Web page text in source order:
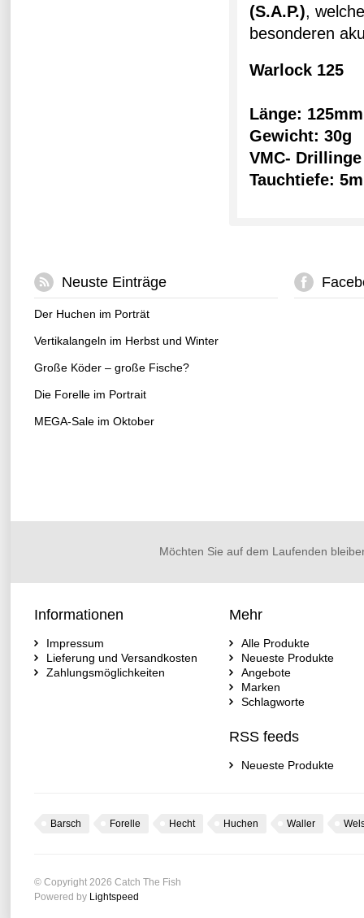
(S.A.P.),
besonderen
Warlock 125
Länge: 125mm
Gewicht: 30g
VMC- Drillinge
Tauchtiefe: 5m
Neuste Einträge
Der Huchen im Porträt
Vertikalangeln im Herbst und Winter
Große Köder – große Fische?
Die Forelle im Portrait
MEGA-Sale im Oktober
Möchten Sie auf dem Laufenden
Informationen
Impressum
Lieferung und Versandkosten
Zahlungsmöglichkeiten
Mehr
Alle Produkte
Neueste Produkte
Angebote
Marken
Schlagworte
RSS feeds
Neueste Produkte
Barsch Forelle Hecht Huchen Waller
© Copyright 2026 Catch The Fish
Powered by Lightspeed